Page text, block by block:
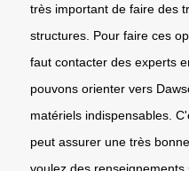
très important de faire des
structures. Pour faire ces
faut contacter des experts
pouvons orienter vers
matériels indispensables.
peut assurer une très
voulez des